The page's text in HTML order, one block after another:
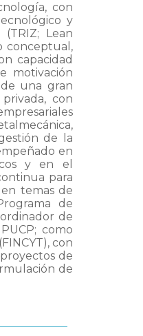
con
y
Lean
conceptual,
capacidad
motivación
una gran
con
de la
en
y en el
para
temas de
de
de
como
con
de
de